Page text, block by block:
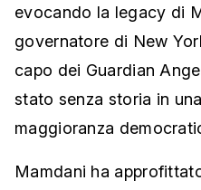
evocando la legacy di
governatore di New
capo dei Guardian
stato senza storia in
maggioranza
Mamdani ha